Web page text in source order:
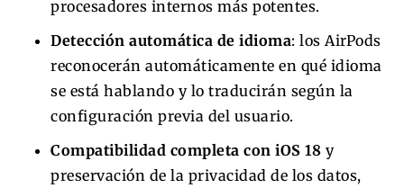
procesadores internos más potentes.
Detección automática de idioma: los AirPods
reconocerán automáticamente en qué idioma
se está hablando y lo traducirán según la
configuración previa del usuario.
Compatibilidad completa con iOS 18 y
preservación de la privacidad de los datos,